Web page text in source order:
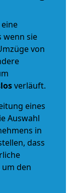
wenn sie
von
verläuft.
eines
Auswahl
in
dass
den